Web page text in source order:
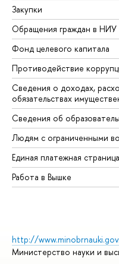
Закупки
Обращения граждан в
Фонд целевого капитала
Противодействие
Сведения о доходах,
обязательствах
Сведения об
Людям с ограниченными
Единая платежная страница
Работа в Вышке
http://
Министерство науки и